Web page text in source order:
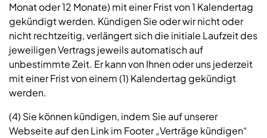
Monat oder 12 Monate) mit einer Frist von 1 Kalendertag
gekündigt werden. Kündigen Sie oder wir nicht oder
nicht rechtzeitig, verlängert sich die initiale Laufzeit des
jeweiligen Vertrags jeweils automatisch auf
unbestimmte Zeit. Er kann von Ihnen oder uns jederzeit
mit einer Frist von einem (1) Kalendertag gekündigt
werden.
(4) Sie können kündigen, indem Sie auf unserer
Webseite auf den Link im Footer „Verträge kündigen“